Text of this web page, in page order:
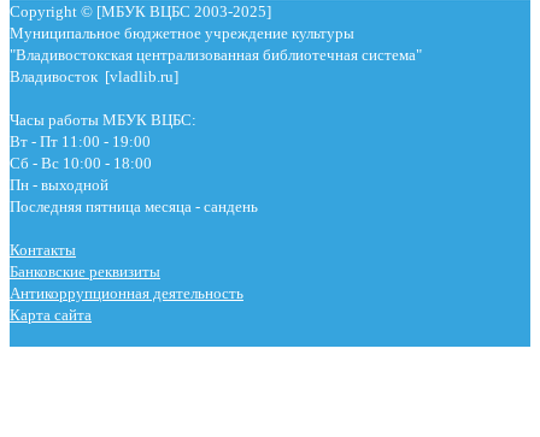
Copyright © [МБУК ВЦБС 2003-2025]
Муниципальное бюджетное учреждение культуры
"Владивостокская централизованная библиотечная система"
Владивосток [vladlib.ru]
Часы работы МБУК ВЦБС:
Вт - Пт 11:00 - 19:00
Сб - Вс 10:00 - 18:00
Пн - выходной
Последняя пятница месяца - сандень
Контакты
Банковские реквизиты
Антикоррупционная деятельность
Карта сайта